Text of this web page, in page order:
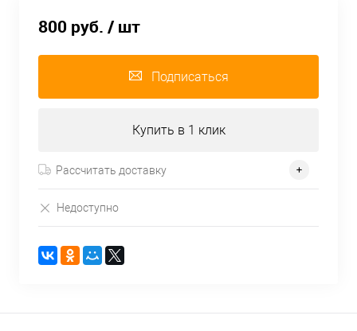
800 руб. / шт
Подписаться
Купить в 1 клик
Рассчитать доставку
Недоступно